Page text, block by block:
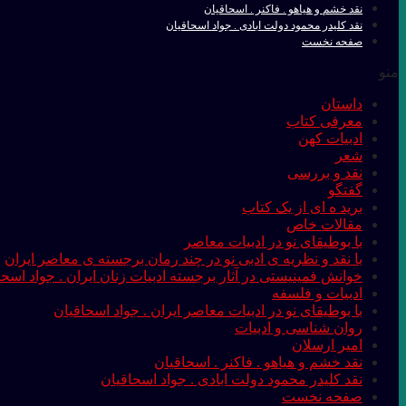
نقد خشم و هیاهو . فاکنر . اسحاقیان
نقد کلیدر محمود دولت ابادی . جواد اسحاقیان
صفحه نخست
منو
داستان
معرفی کتاب
ادبیات کهن
شعر
نقد و بررسی
گفتگو
برید ه ای از یک کتاب
مقالات خاص
با بوطیقای نو در ادبیات معاصر
با نقد و نظریه ی ادبی نو در چند رمان برجسته ی معاصر ایران
خوانش فمینیستی در آثار برجسته ادبیات زنان ایران . جواد
ادبیات و فلسفه
با بوطیقای نو در ادبیات معاصر ایران . جواد اسحاقیان
روان شناسی و ادبیات
امیر ارسلان
نقد خشم و هیاهو . فاکنر . اسحاقیان
نقد کلیدر محمود دولت ابادی . جواد اسحاقیان
صفحه نخست